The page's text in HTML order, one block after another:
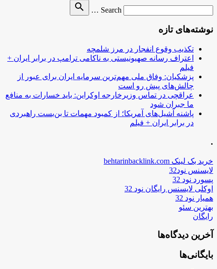
Search …
search
نوشته‌های تازه
تکذیب وقوع انفجار در مرز شلمچه
اعتراف رسانه صهیونیستی به ناکامی ترامپ در برابر ایران +
فیلم
پزشکیان: وفاق ملی مهم‌ترین سرمایه ایران برای عبور از
چالش‌های پیش رو است
عراقچی در تماس وزیرخارجه اوکراین: باید خسارات به منافع
ما جبران شود
پاشنه آشیل‌های آمریکا؛ از کمبود مهمات تا بن‌بست راهبردی
در برابر ایران + فیلم
.
خرید بک لینک behtarinbacklink.com
لایسنس نود32
پسورد نود 32
اوکلی لایسنس رایگان نود 32
همیار نود 32
بهترین سئو
رایگان
آخرین دیدگاه‌ها
بایگانی‌ها